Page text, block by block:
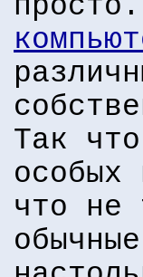
Так
что не